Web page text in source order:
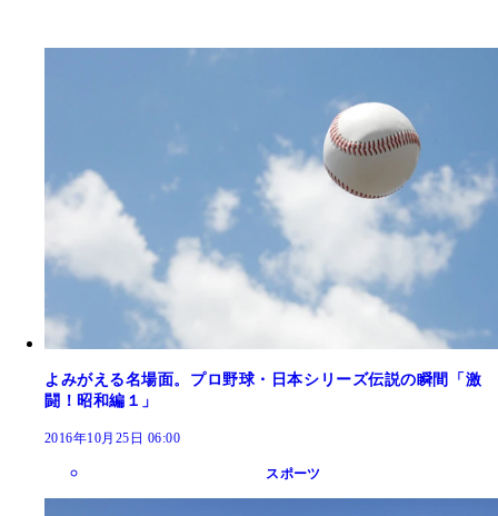
よみがえる名場面。プロ野球・日本シリーズ伝説の瞬間「激
闘！昭和編１」
2016年10月25日 06:00
スポーツ